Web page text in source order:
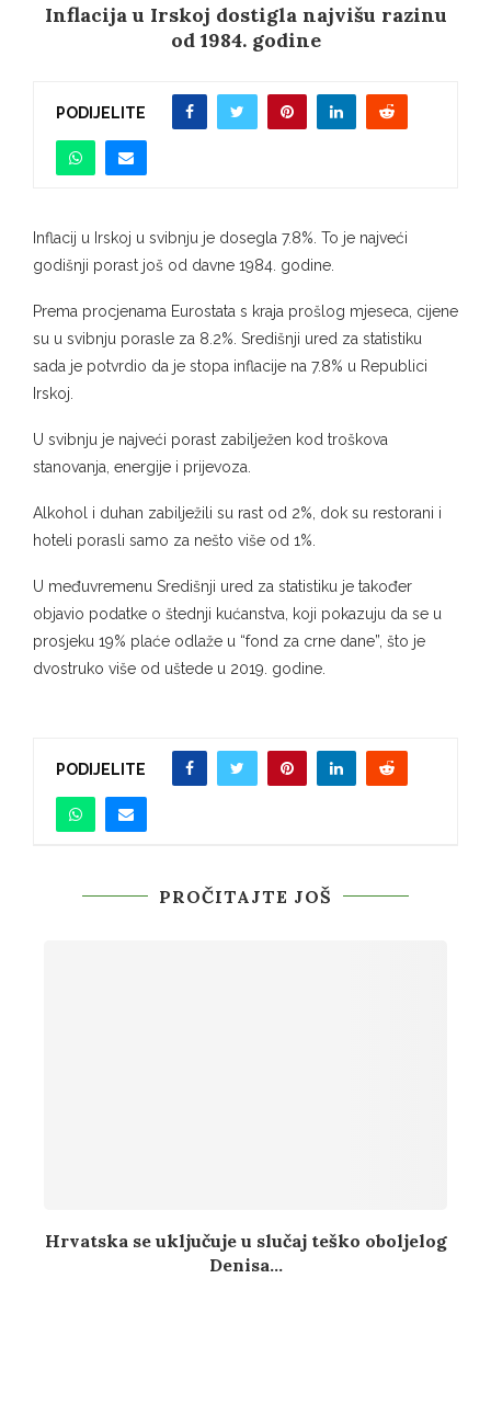
Inflacija u Irskoj dostigla najvišu razinu
od 1984. godine
PODIJELITE
Inflacij u Irskoj u svibnju je dosegla 7.8%. To je najveći
godišnji porast još od davne 1984. godine.
Prema procjenama Eurostata s kraja prošlog mjeseca, cijene
su u svibnju porasle za 8.2%. Središnji ured za statistiku
sada je potvrdio da je stopa inflacije na 7.8% u Republici
Irskoj.
U svibnju je najveći porast zabilježen kod troškova
stanovanja, energije i prijevoza.
Alkohol i duhan zabilježili su rast od 2%, dok su restorani i
hoteli porasli samo za nešto više od 1%.
U međuvremenu Središnji ured za statistiku je također
objavio podatke o štednji kućanstva, koji pokazuju da se u
prosjeku 19% plaće odlaže u “fond za crne dane”, što je
dvostruko više od uštede u 2019. godine.
PODIJELITE
PROČITAJTE JOŠ
Hrvatska se uključuje u slučaj teško oboljelog
Denisa...